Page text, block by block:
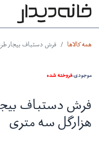
همه کالاها فرش دستباف بیجار
موجودی:فروخته شده
فرش دستباف
هزارگل سه متری